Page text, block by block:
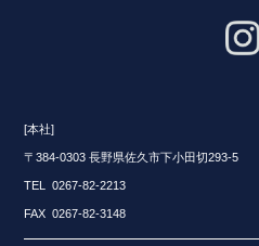
[本社]
〒384-0303 長野県佐久市下小田切293-5
TEL 0267-82-2213
FAX 0267-82-3148